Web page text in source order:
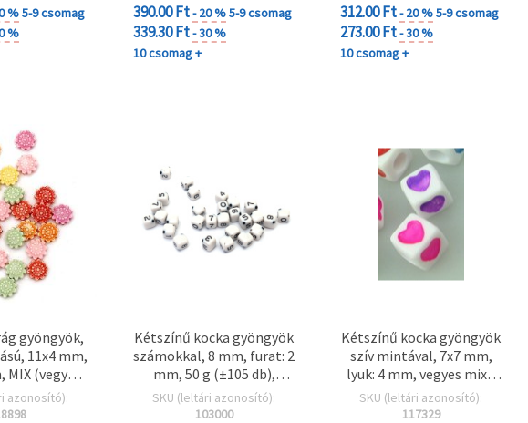
%5-9 csomag
%
390.00 Ft- 20 %5-9 csomag
339.30 Ft- 30 %
10 csomag +
312.00 Ft- 20 %5-9 csomag
273.00 Ft- 30 %
10 csomag +
gyöngyök,
11x4 mm,
(vegyes)
~152 db
azonosító):
Kétszínű kocka gyöngyök
számokkal, 8 mm, furat: 2
mm, 50 g (±105 db),
vegyes színek
SKU (leltári azonosító):
103000
Kétszínű kocka gyöngyök
szív mintával, 7x7 mm,
lyuk: 4 mm, vegyes mix -
20 g (~85 db)
SKU (leltári azonosító):
117329